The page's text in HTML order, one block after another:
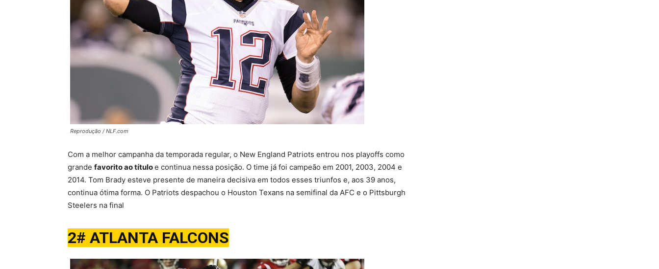
Reprodução / NLF.com
Com a melhor campanha da temporada regular, o New England Patriots entrou nos playoffs como
grande favorito ao títuloe continua nessa posição. O time já foi campeão em 2001, 2003, 2004 e
2014. Tom Brady esteve presente de maneira decisiva em todos esses triunfos e, aos 39 anos,
continua ótima forma. O Patriots despachou o Houston Texans na semifinal da AFC e o Pittsburgh
Steelers na final
2# ATLANTA FALCONS